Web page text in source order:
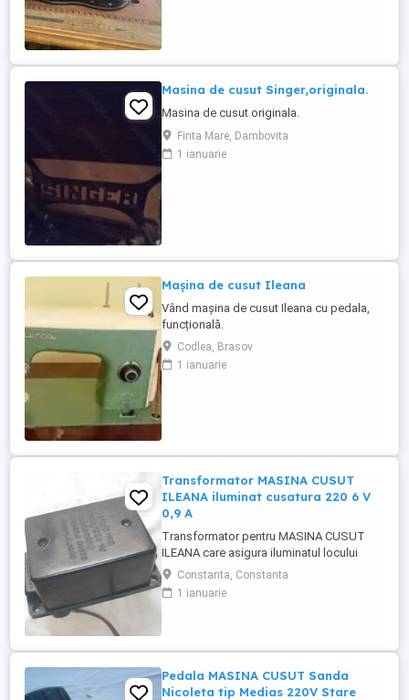
Masina de cusut Singer,originala.
Masina de cusut originala.
Finta Mare, Dambovita
1 ianuarie
Mașina de cusut Ileana
Vând mașina de cusut Ileana cu pedala,
funcțională.
Codlea, Brasov
1 ianuarie
Transformator MASINA CUSUT
ILEANA iluminat cusatura 220 6 V
0,9 A
Transformator pentru MASINA CUSUT
ILEANA care asigura iluminatul locului
unde se coase - cusatura avand tensiune
220 6 V si 0,9A. Pentru alte detalii puteti
lasa mesaj sau numarul dumneavoastra
Constanta, Constanta
1 ianuarie
Pedala MASINA CUSUT Sanda
Nicoleta tip Medias 220V Stare